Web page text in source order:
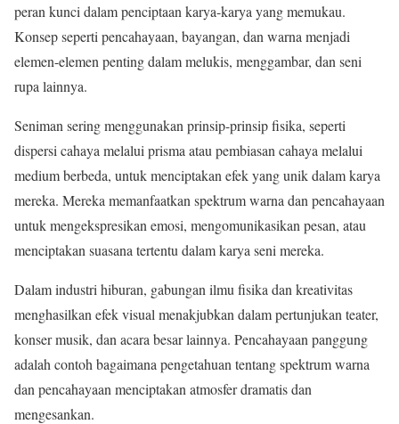
peran kunci dalam penciptaan karya-karya yang memukau.
Konsep seperti pencahayaan, bayangan, dan warna menjadi
elemen-elemen penting dalam melukis, menggambar, dan seni
rupa lainnya.
Seniman sering menggunakan prinsip-prinsip fisika, seperti
dispersi cahaya melalui prisma atau pembiasan cahaya melalui
medium berbeda, untuk menciptakan efek yang unik dalam karya
mereka. Mereka memanfaatkan spektrum warna dan pencahayaan
untuk mengekspresikan emosi, mengomunikasikan pesan, atau
menciptakan suasana tertentu dalam karya seni mereka.
Dalam industri hiburan, gabungan ilmu fisika dan kreativitas
menghasilkan efek visual menakjubkan dalam pertunjukan teater,
konser musik, dan acara besar lainnya. Pencahayaan panggung
adalah contoh bagaimana pengetahuan tentang spektrum warna
dan pencahayaan menciptakan atmosfer dramatis dan
mengesankan.